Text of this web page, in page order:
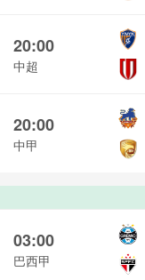
20:00
中超
20:00
中甲
03:00
巴西甲